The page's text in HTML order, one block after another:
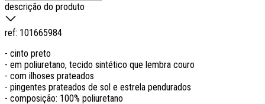
descrição do produto
ref: 101665984
- cinto preto
- em poliuretano, tecido sintético que lembra couro
- com ilhoses prateados
- pingentes prateados de sol e estrela pendurados
- composição: 100% poliuretano